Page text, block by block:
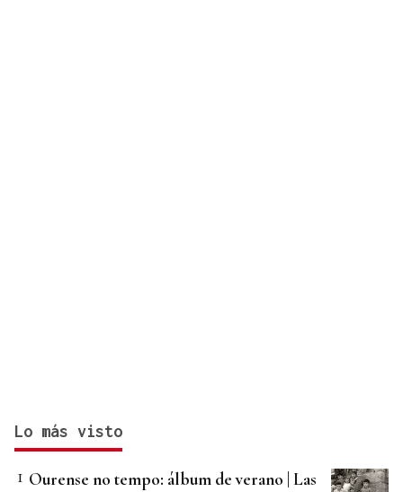
Lo más visto
Ourense no tempo: álbum de verano | Las